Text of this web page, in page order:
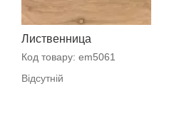
Лиственница
Код товару: em5061
Вiдсутнiй